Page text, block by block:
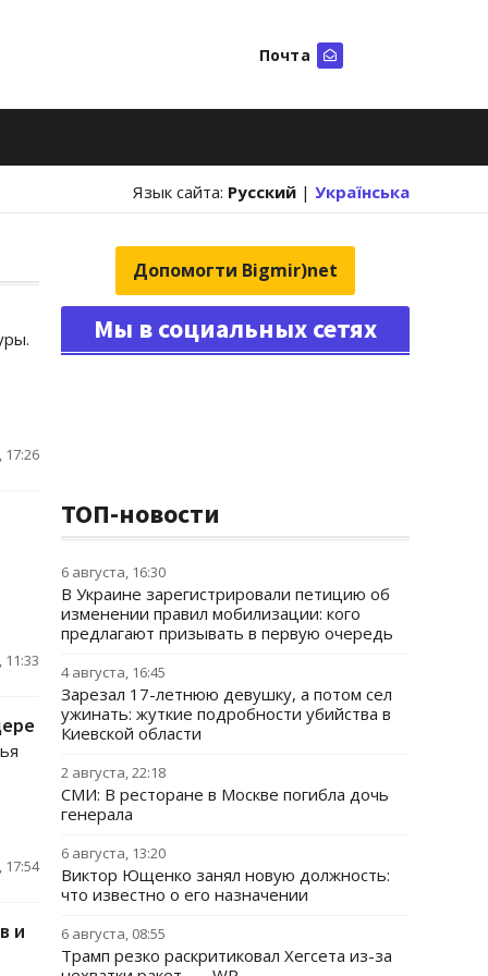
Почта
Язык сайта: Русский | Українська
17:26
17:54
и
Допомогти Bigmir)net
Мы в социальных сетях
ТОП-новости
6 августа, 16:30
В Украине зарегистрировали петицию об
изменении правил мобилизации: кого
предлагают призывать в первую очередь
4 августа, 16:45
Зарезал 17-летнюю девушку, а потом сел
ужинать: жуткие подробности убийства в
Киевской области
2 августа, 22:18
СМИ: В ресторане в Москве погибла дочь
генерала
6 августа, 13:20
Виктор Ющенко занял новую должность:
что известно о его назначении
6 августа, 08:55
Трамп резко раскритиковал Хегсета из-за